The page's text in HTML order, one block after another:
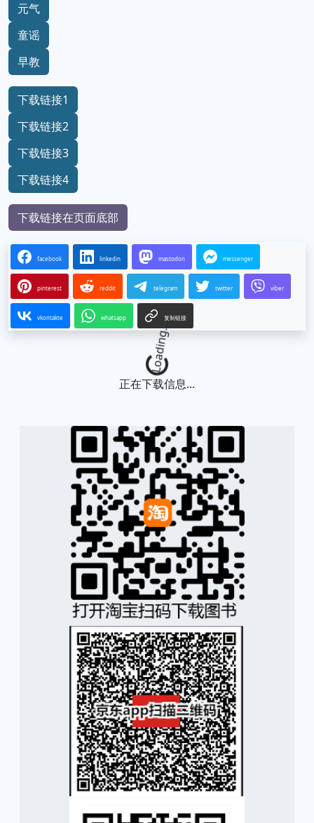
元气
童谣
早教
下载链接1
下载链接2
下载链接3
下载链接4
下载链接在页面底部
facebook linkedin mastodon messenger
pinterest reddit telegram twitter viber
vkontakte whatsapp 复制链接
Loading...
正在下载信息...